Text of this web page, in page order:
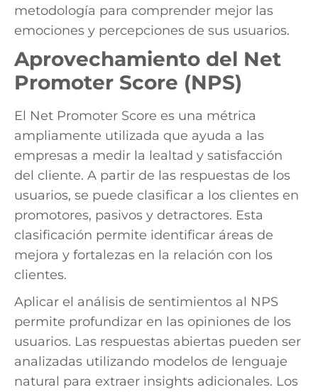
metodología para comprender mejor las
emociones y percepciones de sus usuarios.
Aprovechamiento del Net
Promoter Score (NPS)
El Net Promoter Score es una métrica
ampliamente utilizada que ayuda a las
empresas a medir la lealtad y satisfacción
del cliente. A partir de las respuestas de los
usuarios, se puede clasificar a los clientes en
promotores, pasivos y detractores. Esta
clasificación permite identificar áreas de
mejora y fortalezas en la relación con los
clientes.
Aplicar el análisis de sentimientos al NPS
permite profundizar en las opiniones de los
usuarios. Las respuestas abiertas pueden ser
analizadas utilizando modelos de lenguaje
natural para extraer insights adicionales. Los